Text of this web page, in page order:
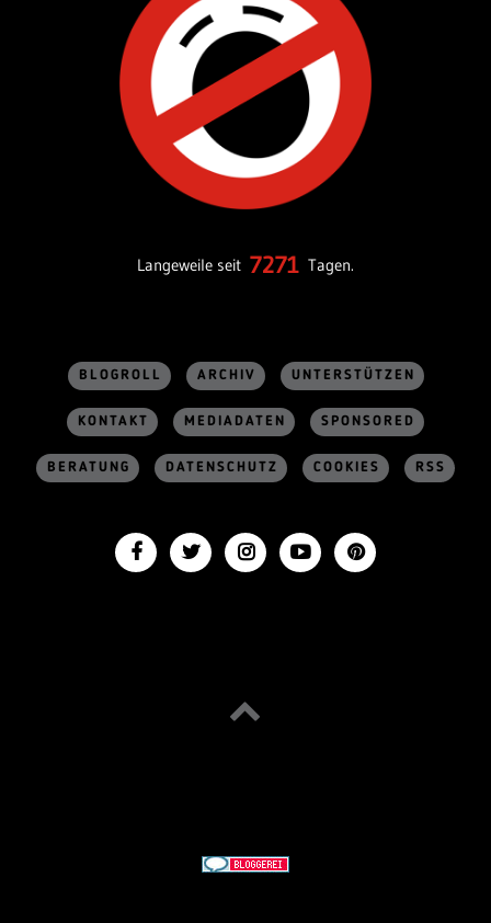
Langeweile seit 7271 Tagen.
BLOGROLL ARCHIV UNTERSTÜTZEN
KONTAKT MEDIADATEN SPONSORED
BERATUNG DATENSCHUTZ COOKIES RSS